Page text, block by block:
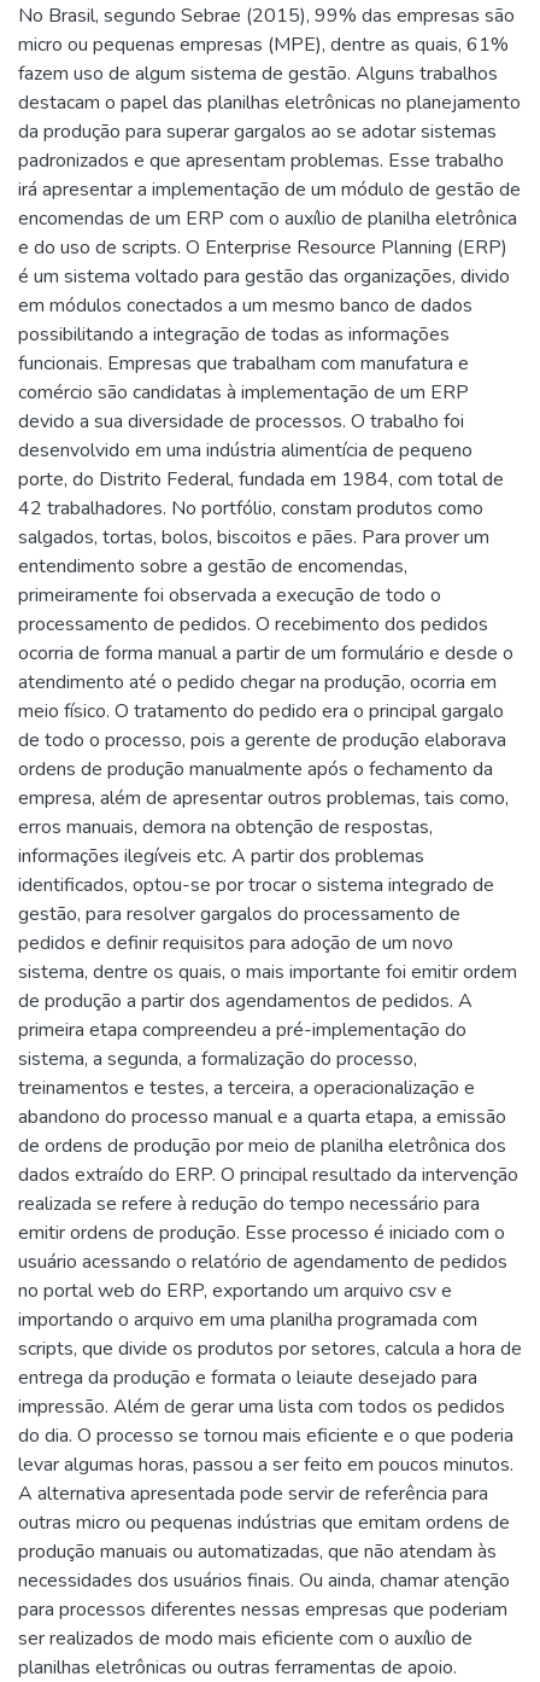
No Brasil, segundo Sebrae (2015), 99% das empresas são
micro ou pequenas empresas (MPE), dentre as quais, 61%
fazem uso de algum sistema de gestão. Alguns trabalhos
destacam o papel das planilhas eletrônicas no planejamento
da produção para superar gargalos ao se adotar sistemas
padronizados e que apresentam problemas. Esse trabalho
irá apresentar a implementação de um módulo de gestão de
encomendas de um ERP com o auxílio de planilha eletrônica
e do uso de scripts. O Enterprise Resource Planning (ERP)
é um sistema voltado para gestão das organizações, divido
em módulos conectados a um mesmo banco de dados
possibilitando a integração de todas as informações
funcionais. Empresas que trabalham com manufatura e
comércio são candidatas à implementação de um ERP
devido a sua diversidade de processos. O trabalho foi
desenvolvido em uma indústria alimentícia de pequeno
porte, do Distrito Federal, fundada em 1984, com total de
42 trabalhadores. No portfólio, constam produtos como
salgados, tortas, bolos, biscoitos e pães. Para prover um
entendimento sobre a gestão de encomendas,
primeiramente foi observada a execução de todo o
processamento de pedidos. O recebimento dos pedidos
ocorria de forma manual a partir de um formulário e desde o
atendimento até o pedido chegar na produção, ocorria em
meio físico. O tratamento do pedido era o principal gargalo
de todo o processo, pois a gerente de produção elaborava
ordens de produção manualmente após o fechamento da
empresa, além de apresentar outros problemas, tais como,
erros manuais, demora na obtenção de respostas,
informações ilegíveis etc. A partir dos problemas
identificados, optou-se por trocar o sistema integrado de
gestão, para resolver gargalos do processamento de
pedidos e definir requisitos para adoção de um novo
sistema, dentre os quais, o mais importante foi emitir ordem
de produção a partir dos agendamentos de pedidos. A
primeira etapa compreendeu a pré-implementação do
sistema, a segunda, a formalização do processo,
treinamentos e testes, a terceira, a operacionalização e
abandono do processo manual e a quarta etapa, a emissão
de ordens de produção por meio de planilha eletrônica dos
dados extraído do ERP. O principal resultado da intervenção
realizada se refere à redução do tempo necessário para
emitir ordens de produção. Esse processo é iniciado com o
usuário acessando o relatório de agendamento de pedidos
no portal web do ERP, exportando um arquivo csv e
importando o arquivo em uma planilha programada com
scripts, que divide os produtos por setores, calcula a hora de
entrega da produção e formata o leiaute desejado para
impressão. Além de gerar uma lista com todos os pedidos
do dia. O processo se tornou mais eficiente e o que poderia
levar algumas horas, passou a ser feito em poucos minutos.
A alternativa apresentada pode servir de referência para
outras micro ou pequenas indústrias que emitam ordens de
produção manuais ou automatizadas, que não atendam às
necessidades dos usuários finais. Ou ainda, chamar atenção
para processos diferentes nessas empresas que poderiam
ser realizados de modo mais eficiente com o auxílio de
planilhas eletrônicas ou outras ferramentas de apoio.